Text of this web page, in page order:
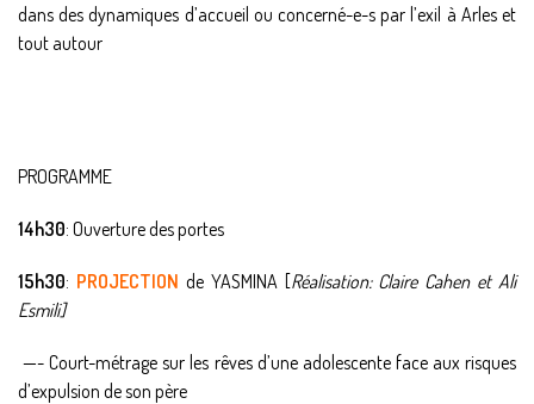
dans des dynamiques d’accueil ou concerné-e-s par l’exil à Arles et
tout autour
PROGRAMME
14h30: Ouverture des portes
15h30: PROJECTION de YASMINA [Réalisation: Claire Cahen et Ali
Esmili]
—- Court-métrage sur les rêves d’une adolescente face aux risques
d’expulsion de son père